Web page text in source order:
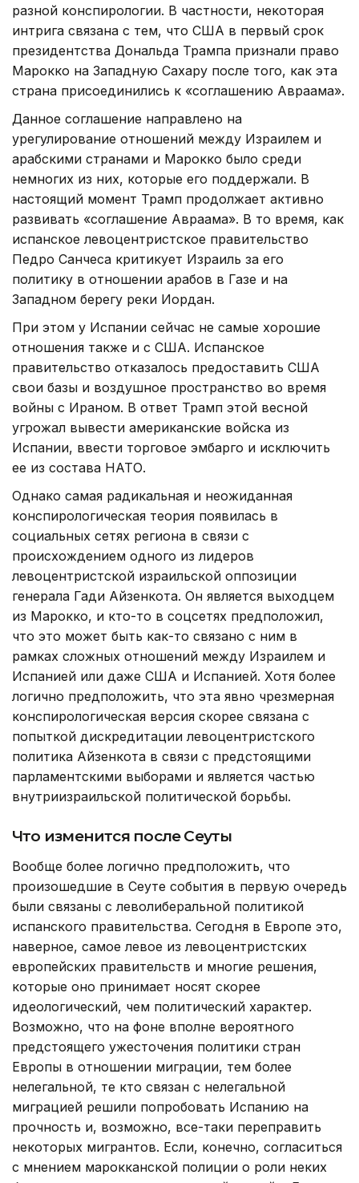
разной конспирологии. В частности, некоторая
интрига связана с тем, что США в первый срок
президентства Дональда Трампа признали право
Марокко на Западную Сахару после того, как эта
страна присоединились к «соглашению Авраама».
Данное соглашение направлено на
урегулирование отношений между Израилем и
арабскими странами и Марокко было среди
немногих из них, которые его поддержали. В
настоящий момент Трамп продолжает активно
развивать «соглашение Авраама». В то время, как
испанское левоцентристское правительство
Педро Санчеса критикует Израиль за его
политику в отношении арабов в Газе и на
Западном берегу реки Иордан.
При этом у Испании сейчас не самые хорошие
отношения также и с США. Испанское
правительство отказалось предоставить США
свои базы и воздушное пространство во время
войны с Ираном. В ответ Трамп этой весной
угрожал вывести американские войска из
Испании, ввести торговое эмбарго и исключить
ее из состава НАТО.
Однако самая радикальная и неожиданная
конспирологическая теория появилась в
социальных сетях региона в связи с
происхождением одного из лидеров
левоцентристской израильской оппозиции
генерала Гади Айзенкота. Он является выходцем
из Марокко, и кто-то в соцсетях предположил,
что это может быть как-то связано с ним в
рамках сложных отношений между Израилем и
Испанией или даже США и Испанией. Хотя более
логично предположить, что эта явно чрезмерная
конспирологическая версия скорее связана с
попыткой дискредитации левоцентристского
политика Айзенкота в связи с предстоящими
парламентскими выборами и является частью
внутриизраильской политической борьбы.
Что изменится после Сеуты
Вообще более логично предположить, что
произошедшие в Сеуте события в первую очередь
были связаны с леволиберальной политикой
испанского правительства. Сегодня в Европе это,
наверное, самое левое из левоцентристских
европейских правительств и многие решения,
которые оно принимает носят скорее
идеологический, чем политический характер.
Возможно, что на фоне вполне вероятного
предстоящего ужесточения политики стран
Европы в отношении миграции, тем более
нелегальной, те кто связан с нелегальной
миграцией решили попробовать Испанию на
прочность и, возможно, все-таки переправить
некоторых мигрантов. Если, конечно, согласиться
с мнением марокканской полиции о роли неких